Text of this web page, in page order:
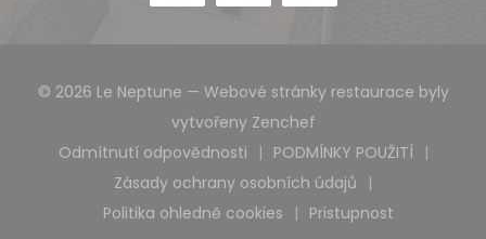
© 2026 Le Neptune — Webové stránky restaurace byly
vytvořeny Zenchef((otevře se v novém
Odmítnutí odpovědnosti
((otevře se v novém okně))
PODMÍNKY POUŽITÍ
((otevře se v
Zásady ochrany osobních údajů
((otevře se v novém okně))
Politika ohledně cookies
((otevře se v novém okně))
Pristupnost
((otevře se v